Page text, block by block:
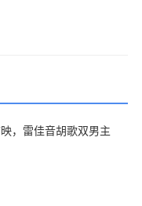
，雷佳音胡歌双男主